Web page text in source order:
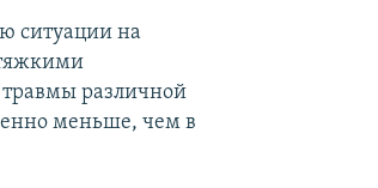
ситуации на
травмы различной
меньше, чем в